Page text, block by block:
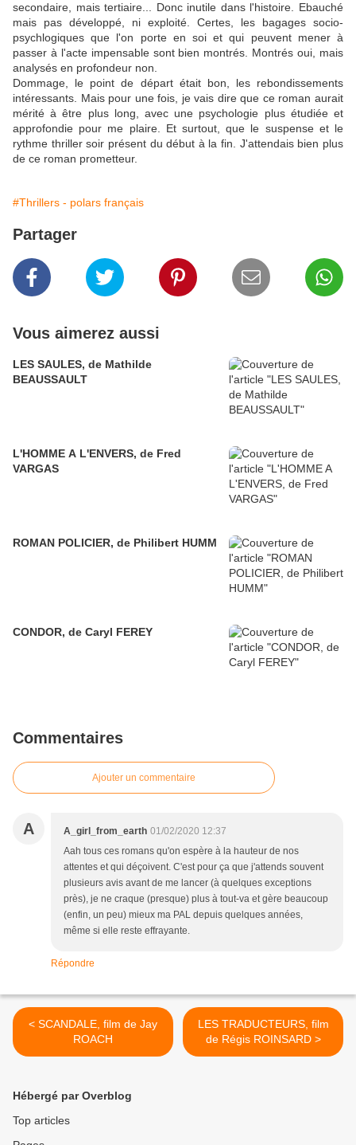
secondaire, mais tertiaire... Donc inutile dans l'histoire. Ebauché
mais pas développé, ni exploité. Certes, les bagages socio-
psychlogiques que l'on porte en soi et qui peuvent mener à
passer à l'acte impensable sont bien montrés. Montrés oui, mais
analysés en profondeur non.
Dommage, le point de départ était bon, les rebondissements
intéressants. Mais pour une fois, je vais dire que ce roman aurait
mérité à être plus long, avec une psychologie plus étudiée et
approfondie pour me plaire. Et surtout, que le suspense et le
rythme thriller soir présent du début à la fin. J'attendais bien plus
de ce roman prometteur.
#Thrillers - polars français
Partager
Vous aimerez aussi
LES SAULES, de Mathilde
BEAUSSAULT
L'HOMME A L'ENVERS, de Fred
VARGAS
ROMAN POLICIER, de Philibert HUMM
CONDOR, de Caryl FEREY
Commentaires
Ajouter un commentaire
A A_girl_from_earth 01/02/2020 12:37
Aah tous ces romans qu'on espère à la hauteur de nos
attentes et qui déçoivent. C'est pour ça que j'attends souvent
plusieurs avis avant de me lancer (à quelques exceptions
près), je ne craque (presque) plus à tout-va et gère beaucoup
(enfin, un peu) mieux ma PAL depuis quelques années,
même si elle reste effrayante.
Répondre
< SCANDALE, film de Jay
ROACH
LES TRADUCTEURS, film
de Régis ROINSARD >
Hébergé par Overblog
Top articles